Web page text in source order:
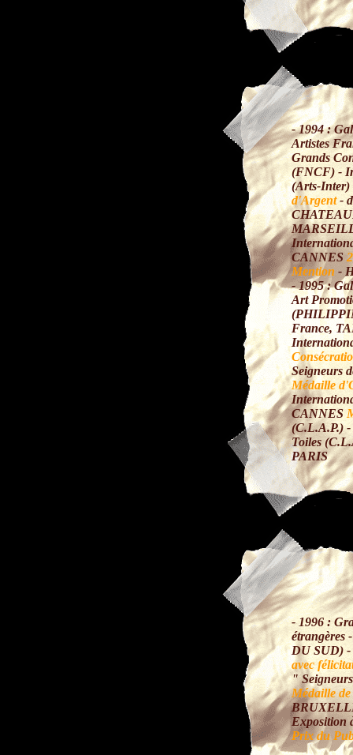
- 1994 :
Artistes
Grands
(FNCF) -
(Arts-
d'Argent -
CANNES
Mention -
- 1995 :
Art
France,
Seigneurs
Médaille
CANNES
(C.L.A.P.)
Toiles
PARIS
- 1996 :
étrangères
DU SUD)
avec
"
Médaille
Exposition
Prix du